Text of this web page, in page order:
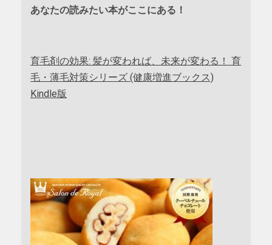
あなたの読みたい本がここにある！
育毛剤の効果: 髪が変われば、未来が変わる！ 育
毛・薄毛対策シリーズ (健康増進ブックス)
Kindle版